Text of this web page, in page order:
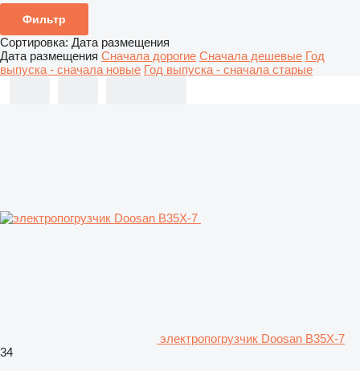
Фильтр
Сортировка: Дата размещения
Дата размещения Сначала дорогие Сначала дешевые Год
выпуска - сначала новые Год выпуска - сначала старые
электропогрузчик Doosan B35X-7
34